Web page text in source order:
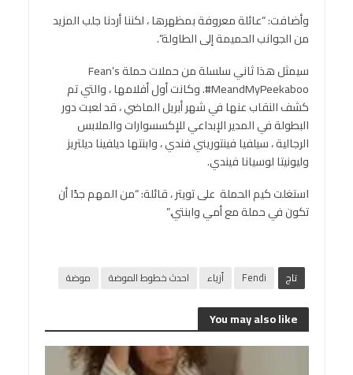
وأضافت: “عائلة معروفة بمظهرها ، لكننا أردنا جلب المزيد
من الجوانب الحميمة إلى الطاولة”.
سيمثل هذا ثاني سلسلة من حملات حملة Fean’s
#MeandMyPeekaboo. وكانت أول أفلامها ، والتي تم
كشف النقاب عنها في شهر أبريل الماضي ، قد لعبت دور
البطولة في المدير الإبداعي للإكسسوارات والملابس
الرجالية ، سيلفيا فينتوريني فندي ، وابنتها ديلفينا ديلتريز
وليونيتا لوسيانا فيندي.
استغلت كيم الحملة على تويتر ، قائلة: “من المهم جدًا أن
تكون في حملة مع أمي وابنتي.”
تاج Fendi أزياء احدث خطوط الموضة موضة
You may also like